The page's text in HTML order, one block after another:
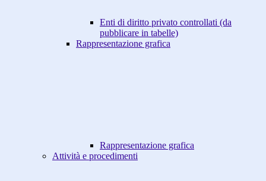
Enti di diritto privato controllati (da
pubblicare in tabelle)
Rappresentazione grafica
Rappresentazione grafica
Attività e procedimenti